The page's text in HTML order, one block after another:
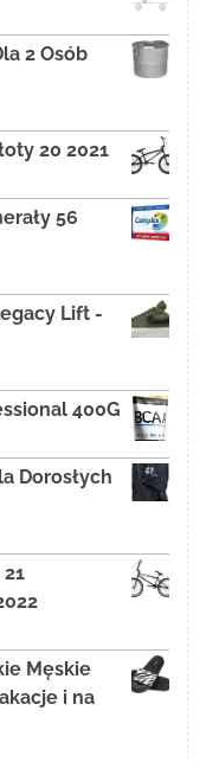
2 Osób
20 2021
56
Lift -
400G
Dorosłych
Męskie
i na